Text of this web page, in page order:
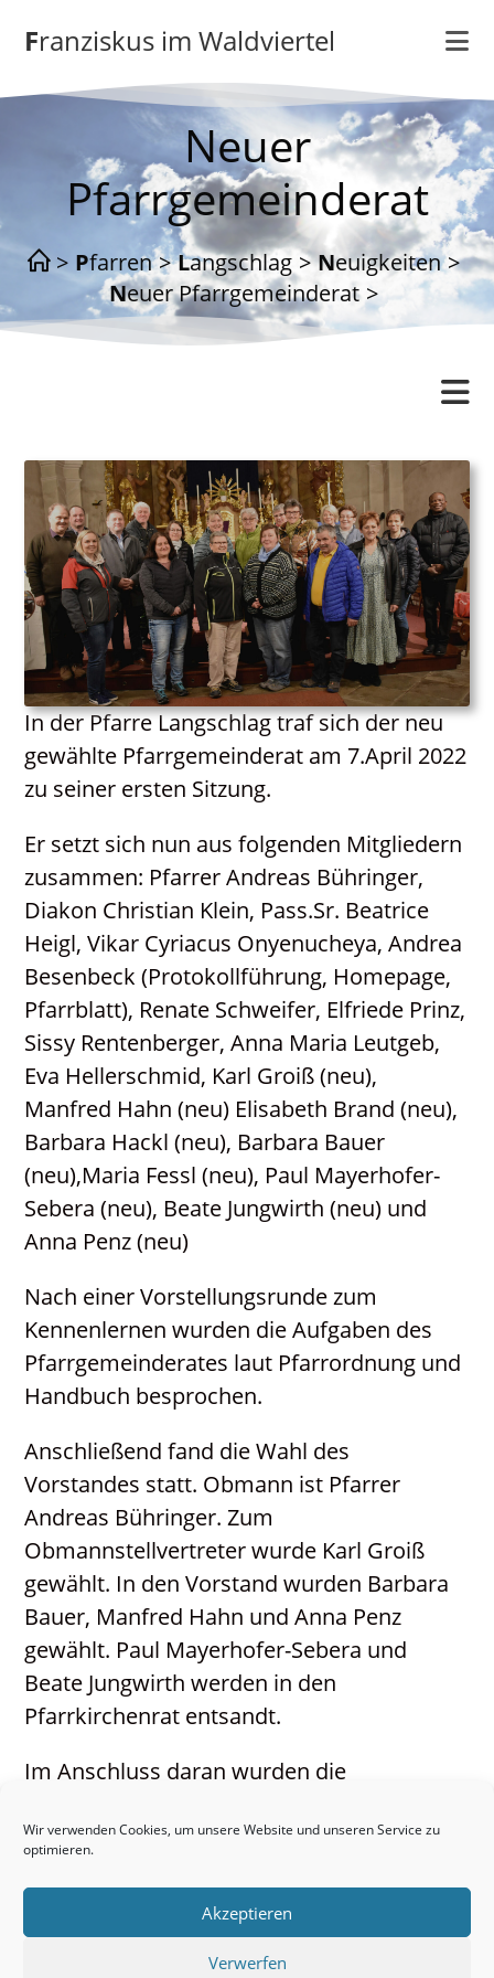
Wir verwenden Cookies, um unsere Website und unseren Service zu
optimieren.
Akzeptieren
Verwerfen
Inhalt
springenFranziskus im Waldviertel
Neuer
Pfarrgemeinderat
> Pfarren > Langschlag > Neuigkeiten >
Neuer Pfarrgemeinderat >
Langschlag
Gottesdienstordnung
Kontakt
Neuigkeiten
In der Pfarre Langschlag traf sich der neu
gewählte Pfarrgemeinderat am 7.April 2022
zu seiner ersten Sitzung.
Er setzt sich nun aus folgenden Mitgliedern
zusammen: Pfarrer Andreas Bühringer,
Diakon Christian Klein, Pass.Sr. Beatrice
Heigl, Vikar Cyriacus Onyenucheya, Andrea
Besenbeck (Protokollführung, Homepage,
Pfarrblatt), Renate Schweifer, Elfriede Prinz,
Sissy Rentenberger, Anna Maria Leutgeb,
Eva Hellerschmid, Karl Groiß (neu),
Manfred Hahn (neu) Elisabeth Brand (neu),
Barbara Hackl (neu), Barbara Bauer
(neu),Maria Fessl (neu), Paul Mayerhofer-
Sebera (neu), Beate Jungwirth (neu) und
Anna Penz (neu)
Nach einer Vorstellungsrunde zum
Kennenlernen wurden die Aufgaben des
Pfarrgemeinderates laut Pfarrordnung und
Handbuch besprochen.
Anschließend fand die Wahl des
Vorstandes statt. Obmann ist Pfarrer
Andreas Bühringer. Zum
Obmannstellvertreter wurde Karl Groiß
gewählt. In den Vorstand wurden Barbara
Bauer, Manfred Hahn und Anna Penz
gewählt. Paul Mayerhofer-Sebera und
Beate Jungwirth werden in den
Pfarrkirchenrat entsandt.
Im Anschluss daran wurden die
Kinderliturgiekreis, Liturgiekreis,
Singgruppe. Pläne und Schwerpunkte
werden dann bei der nächsten Sitzung